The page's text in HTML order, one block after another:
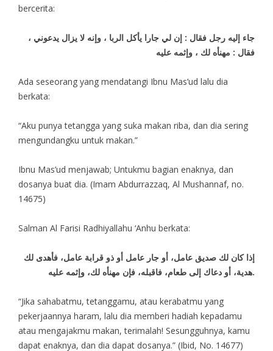
bercerita:
جاء إليه رجل فقال : إن لي جارا يأكل الربا ، وإنه لا يزال يدعوني ،
فقال : مهنأه لك ، وإثمه عليه
Ada seseorang yang mendatangi Ibnu Mas’ud lalu dia
berkata:
“Aku punya tetangga yang suka makan riba, dan dia sering
mengundangku untuk makan.”
Ibnu Mas’ud menjawab; Untukmu bagian enaknya, dan
dosanya buat dia. (Imam Abdurrazzaq, Al Mushannaf, no.
14675)
Salman Al Farisi Radhiyallahu ‘Anhu berkata:
إذا كان لك صديق عامل، أو جار عامل أو ذو قرابة عامل، فأهدى لك
هدية، أو دعاك إلى طعام، فاقبله، فإن مهنأه لك، وإثمه عليه.
“Jika sahabatmu, tetanggamu, atau kerabatmu yang
pekerjaannya haram, lalu dia memberi hadiah kepadamu
atau mengajakmu makan, terimalah! Sesungguhnya, kamu
dapat enaknya, dan dia dapat dosanya.” (Ibid, No. 14677)